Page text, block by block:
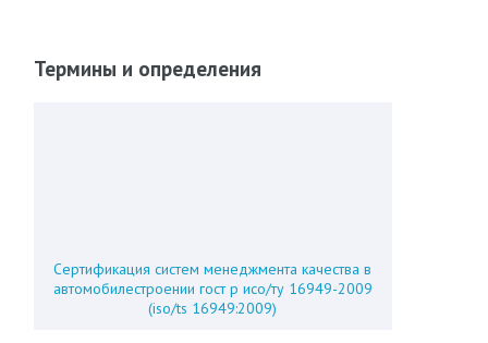
Термины и определения
Сертификация систем менеджмента качества в
автомобилестроении гост р исо/ту 16949-2009
(iso/ts 16949:2009)